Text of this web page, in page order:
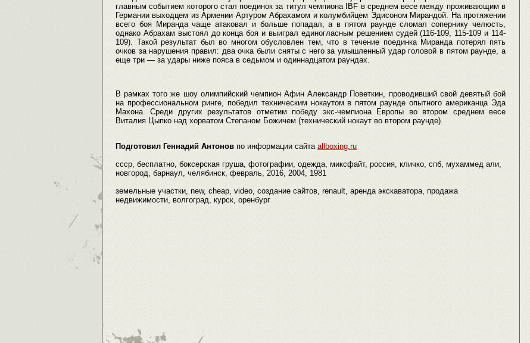
главным событием которого стал поединок за титул чемпиона IBF в среднем весе между проживающим в
Германии выходцем из Армении Артуром Абрахамом и колумбийцем Эдисоном Мирандой. На протяжении
всего боя Миранда чаще атаковал и больше попадал, а в пятом раунде сломал сопернику челюсть,
однако Абрахам выстоял до конца боя и выиграл единогласным решением судей (116-109, 115-109 и 114-
109). Такой результат был во многом обусловлен тем, что в течение поединка Миранда потерял пять
очков за нарушения правил: два очка были сняты с него за умышленный удар головой в пятом раунде, а
еще три — за удары ниже пояса в седьмом и одиннадцатом раундах.
В рамках того же шоу олимпийский чемпион Афин Александр Поветкин, проводивший свой девятый бой
на профессиональном ринге, победил техническим нокаутом в пятом раунде опытного американца Эда
Махона. Среди других результатов отметим победу экс-чемпиона Европы во втором среднем весе
Виталия Цыпко над хорватом Степаном Божичем (технический нокаут во втором раунде).
Подготовил Геннадий Антонов по информации сайта allboxing.ru
ссср, бесплатно, боксерская груша, фотографии, одежда, миксфайт, россия, кличко, спб, мухаммед али,
новгород, барнаул, челябинск, февраль, 2016, 2004, 1981
земельные участки, new, cheap, video, создание сайтов, renault, аренда экскаватора, продажа
недвижимости, волгоград, курск, оренбург